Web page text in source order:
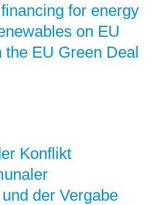
for energy
on EU
EU Green Deal
Konflikt
der Vergabe